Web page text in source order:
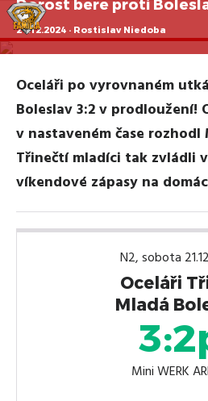
Dorost bere proti
21.12.2024 · Rostislav Niedoba
Oceláři po vyrovnaném
Boleslav 3:2 v prodloužení!
v nastaveném čase rozhodl
Třinečtí mladíci tak zvládli
víkendové zápasy na
N2, sobota
Oceláři
Mladá
Mini WERK